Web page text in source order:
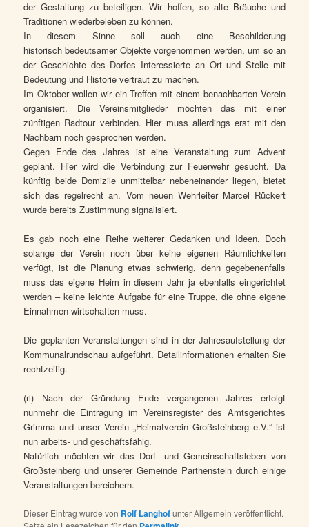
der Gestaltung zu beteiligen. Wir hoffen, so alte Bräuche und
Traditionen wiederbeleben zu können.
In diesem Sinne soll auch eine Beschilderung
historisch bedeutsamer Objekte vorgenommen werden, um so an
der Geschichte des Dorfes Interessierte an Ort und Stelle mit
Bedeutung und Historie vertraut zu machen.
Im Oktober wollen wir ein Treffen mit einem benachbarten Verein
organisiert. Die Vereinsmitglieder möchten das mit einer
zünftigen Radtour verbinden. Hier muss allerdings erst mit den
Nachbarn noch gesprochen werden.
Gegen Ende des Jahres ist eine Veranstaltung zum Advent
geplant. Hier wird die Verbindung zur Feuerwehr gesucht. Da
künftig beide Domizile unmittelbar nebeneinander liegen, bietet
sich das regelrecht an. Vom neuen Wehrleiter Marcel Rückert
wurde bereits Zustimmung signalisiert.
Es gab noch eine Reihe weiterer Gedanken und Ideen. Doch
solange der Verein noch über keine eigenen Räumlichkeiten
verfügt, ist die Planung etwas schwierig, denn gegebenenfalls
muss das eigene Heim in diesem Jahr ja ebenfalls eingerichtet
werden – keine leichte Aufgabe für eine Truppe, die ohne eigene
Einnahmen wirtschaften muss.
Die geplanten Veranstaltungen sind in der Jahresaufstellung der
Kommunalrundschau aufgeführt. Detailinformationen erhalten Sie
rechtzeitig.
(rl) Nach der Gründung Ende vergangenen Jahres erfolgt
nunmehr die Eintragung im Vereinsregister des Amtsgerichtes
Grimma und unser Verein „Heimatverein Großsteinberg e.V.“ ist
nun arbeits- und geschäftsfähig.
Natürlich möchten wir das Dorf- und Gemeinschaftsleben von
Großsteinberg und unserer Gemeinde Parthenstein durch einige
Veranstaltungen bereichern.
Dieser Eintrag wurde von Rolf Langhofunter Allgemein veröffentlicht.